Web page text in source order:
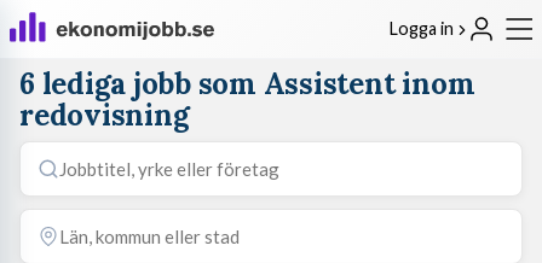
Logga in
6 lediga jobb som Assistent inom
redovisning